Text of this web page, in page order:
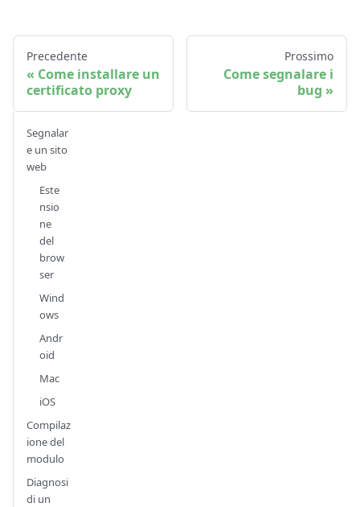
Precedente
Come installare un
certificato proxy
Prossimo
Come segnalare i
bug
Segnalar
e un sito
web
Este
nsio
ne
del
brow
ser
Wind
ows
Andr
oid
Mac
iOS
Compilaz
ione del
modulo
Diagnosi
di un